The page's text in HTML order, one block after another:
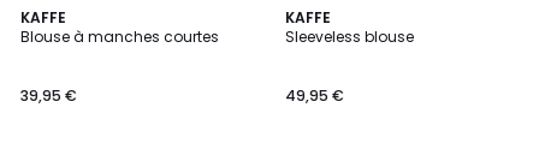
KAFFE
Blouse à manches courtes
39,95 €
7
Couleurs
KAFFE
Sleeveless blouse
49,95 €
4
Couleurs